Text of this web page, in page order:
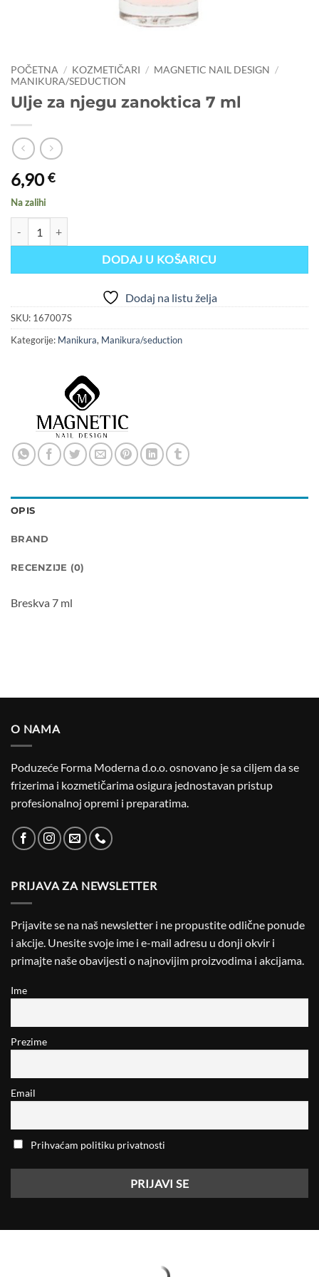
POČETNA / KOZMETIČARI / MAGNETIC NAIL DESIGN /
MANIKURA/SEDUCTION
Ulje za njegu zanoktica 7 ml
6,90€
Na zalihi
DODAJ U KOŠARICU
Dodaj na listu želja
SKU: 167007S
Kategorije: Manikura, Manikura/seduction
OPIS
BRAND
RECENZIJE (0)
Breskva 7 ml
O NAMA
Poduzeće Forma Moderna d.o.o. osnovano je sa ciljem da se
frizerima i kozmetičarima osigura jednostavan pristup
profesionalnoj opremi i preparatima.
PRIJAVA ZA NEWSLETTER
Prijavite se na naš newsletter i ne propustite odlične ponude
i akcije. Unesite svoje ime i e-mail adresu u donji okvir i
primajte naše obavijesti o najnovijim proizvodima i akcijama.
Ime
Prezime
Email
Prihvaćam politiku privatnosti